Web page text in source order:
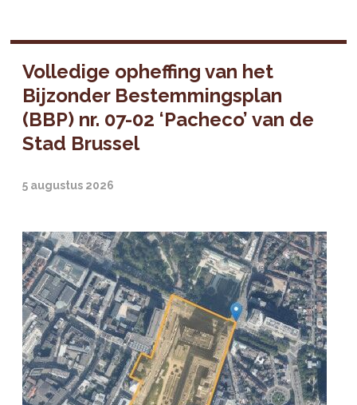
Volledige opheffing van het
Bijzonder Bestemmingsplan
(BBP) nr. 07-02 ‘Pacheco’ van de
Stad Brussel
5 augustus 2026